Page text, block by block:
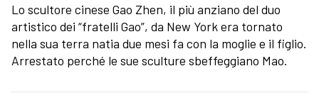
Lo scultore cinese Gao Zhen, il più anziano del duo
artistico dei “fratelli Gao”, da New York era tornato
nella sua terra natia due mesi fa con la moglie e il figlio.
Arrestato perché le sue sculture sbeffeggiano Mao.